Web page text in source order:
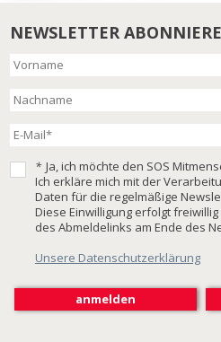
NEWSLETTER
* Ja, ich möchte den SOS
Ich erkläre mich mit der
Daten für die regelmäßige
Diese Einwilligung erfolgt
des Abmeldelinks am Ende des
Unsere Datenschutzerklärung